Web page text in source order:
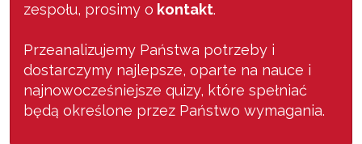
zespołu, prosimy o kontakt.
Przeanalizujemy Państwa potrzeby i
dostarczymy najlepsze, oparte na nauce i
najnowocześniejsze quizy, które spełniać
będą określone przez Państwo wymagania.